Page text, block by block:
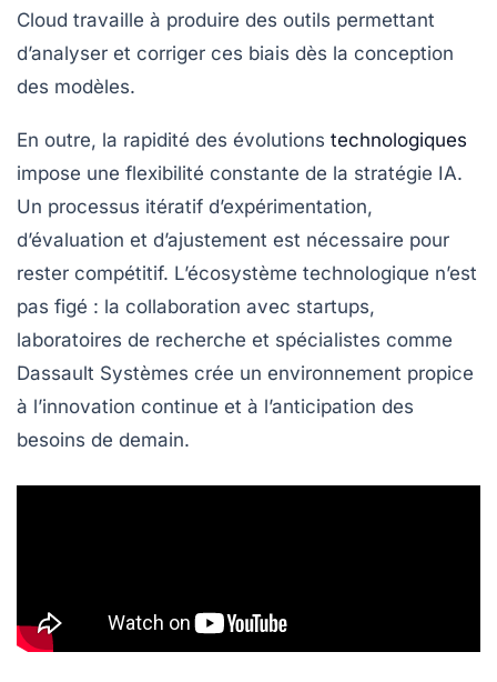
Cloud travaille à produire des outils permettant
d’analyser et corriger ces biais dès la conception
des modèles.
En outre, la rapidité des évolutions technologiques
impose une flexibilité constante de la stratégie IA.
Un processus itératif d’expérimentation,
d’évaluation et d’ajustement est nécessaire pour
rester compétitif. L’écosystème technologique n’est
pas figé : la collaboration avec startups,
laboratoires de recherche et spécialistes comme
Dassault Systèmes crée un environnement propice
à l’innovation continue et à l’anticipation des
besoins de demain.